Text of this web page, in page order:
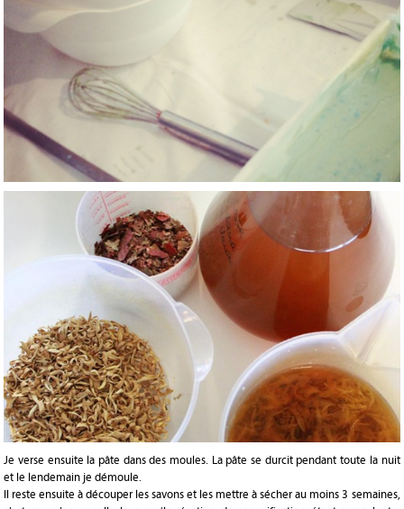
Je verse ensuite la pâte dans des moules. La pâte se durcit pendant toute la nuit
et le lendemain je démoule.
Il reste ensuite à découper les savons et les mettre à sécher au moins 3 semaines,